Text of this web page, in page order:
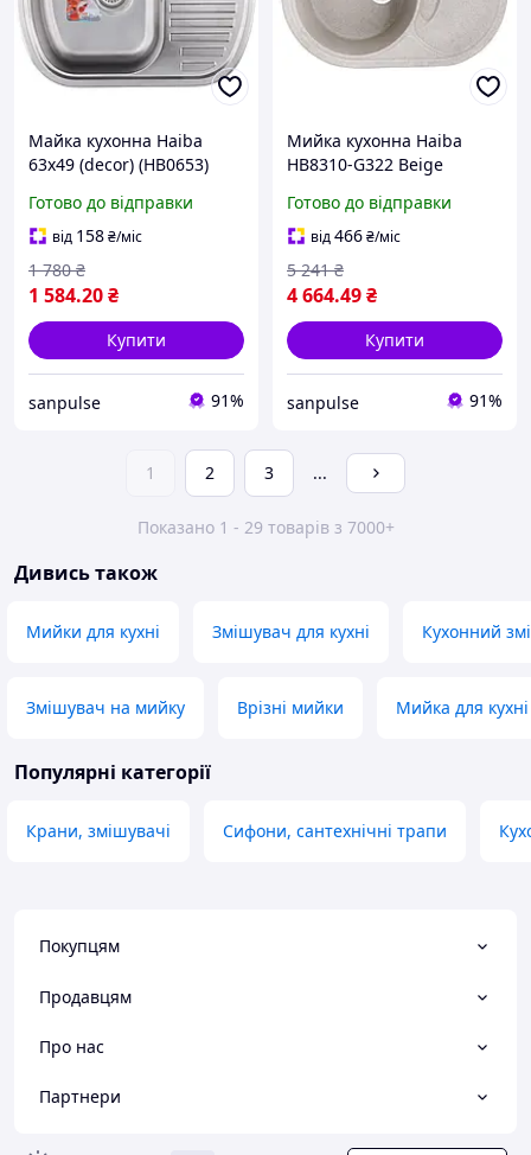
Майка кухонна Haiba
63x49 (decor) (HB0653)
Готово до відправки
від 158₴/міс
1 584.20₴
1 780 ₴
Купити
sanpulse 91%
Мийка кухонна Haiba
HB8310-G322 Beige
baumis dort
Готово до відправки
від466₴/міс
4 664.49₴
5 241 ₴
Купити
sanpulse 91%
1 2 3 ...
Показано 1 - 29 товарів з 7000+
Дивись також
Мийки для кухні Змішувач для кухні Кухонний
Змішувач на мийку Врізні мийки Мийка для
Популярні категорії
Крани, змішувачі Сифони, сантехнічні трапи
Покупцям
Продавцям
Про нас
Партнери